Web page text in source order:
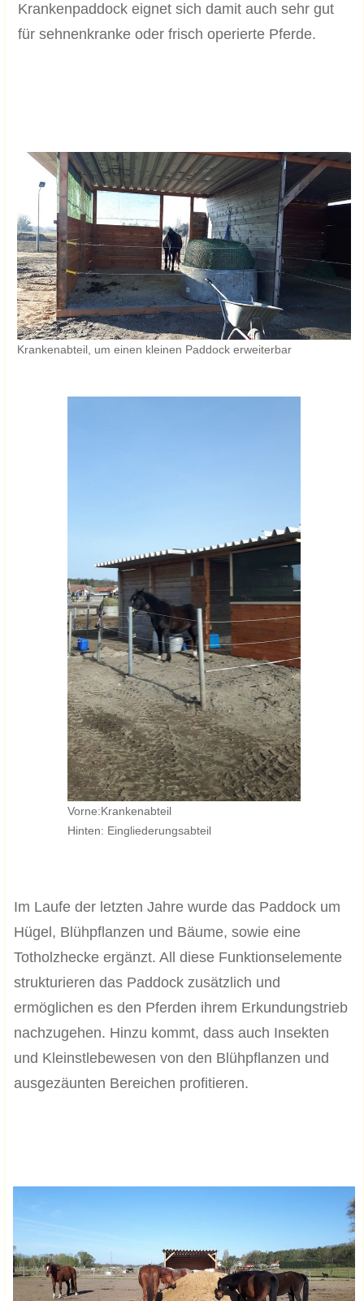
Krankenpaddock eignet sich damit auch sehr gut
für sehnenkranke oder frisch operierte Pferde.
Krankenabteil, um einen kleinen Paddock erweiterbar
Vorne:Krankenabteil
Hinten: Eingliederungsabteil
Im Laufe der letzten Jahre wurde das Paddock um
Hügel, Blühpflanzen und Bäume, sowie eine
Totholzhecke ergänzt. All diese Funktionselemente
strukturieren das Paddock zusätzlich und
ermöglichen es den Pferden ihrem Erkundungstrieb
nachzugehen. Hinzu kommt, dass auch Insekten
und Kleinstlebewesen von den Blühpflanzen und
ausgezäunten Bereichen profitieren.